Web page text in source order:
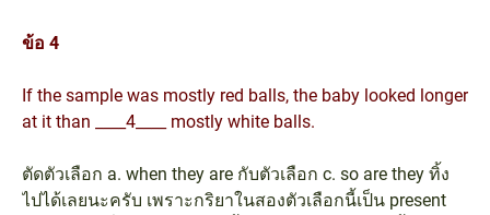
ข้อ 4
If the sample was mostly red balls, the baby looked longer
at it than ____4____ mostly white balls.
ตัดตัวเลือก a. when they are กับตัวเลือก c. so are they ทิ้ง
ไปได้เลยนะครับ เพราะกริยาในสองตัวเลือกนี้เป็น present